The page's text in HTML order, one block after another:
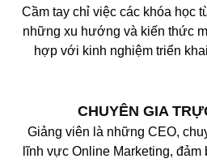
Cầm tay chỉ việc các khóa học
những xu hướng và kiến thức
hợp với kinh nghiệm triển
CHUYÊN GIA
Giảng viên là những CEO,
lĩnh vực Online Marketing,